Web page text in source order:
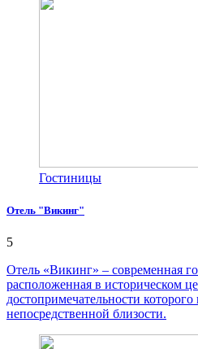
Гостиницы
Отель "Викинг"
5
Отель «Викинг» – современная
расположенная в историческом
достопримечательности которого
непосредственной близости.